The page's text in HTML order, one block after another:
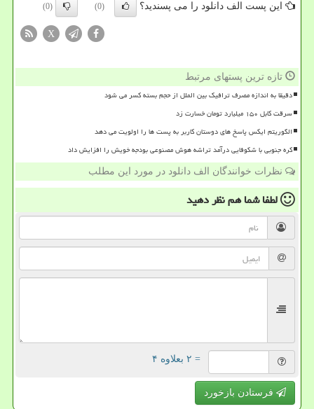
این پست الف دانلود را می پسندید؟ (0)
(0)
X
تازه ترین پستهای مرتبط
دقیقا به اندازه مصرف ترافیک بین الملل از حجم بسته کسر می شود
سرقت کابل ۱۵۰ میلیارد تومان خسارت زد
الگوریتم ایکس پاسخ های دوستان کاربر به پست ها را اولویت می دهد
کره جنوبی با شکوفایی درآمد تراشه هوش مصنوعی بودجه خویش را افزایش داد
نظرات خوانندگان الف دانلود در مورد این مطلب
لطفا شما همنظر دهید
= ۲ بعلاوه ۴
فرستادن بازخورد